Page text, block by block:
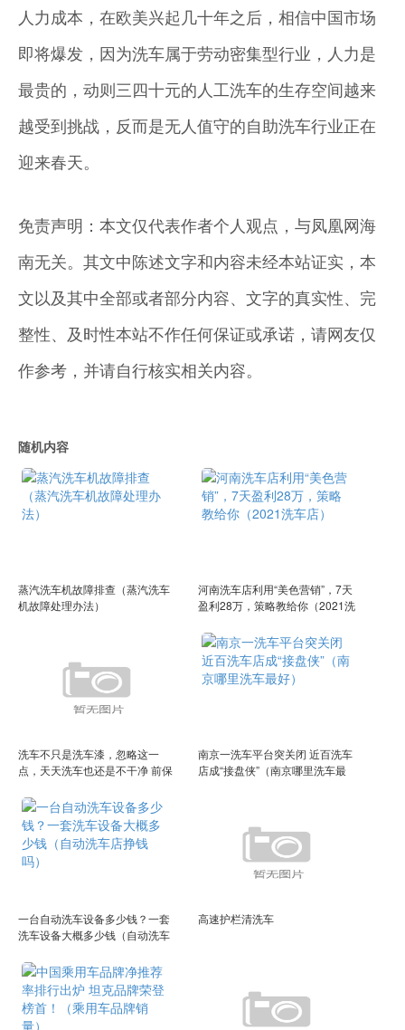
人力成本，在欧美兴起几十年之后，相信中国市场
即将爆发，因为洗车属于劳动密集型行业，人力是
最贵的，动则三四十元的人工洗车的生存空间越来
越受到挑战，反而是无人值守的自助洗车行业正在
迎来春天。
免责声明：本文仅代表作者个人观点，与凤凰网海
南无关。其文中陈述文字和内容未经本站证实，本
文以及其中全部或者部分内容、文字的真实性、完
整性、及时性本站不作任何保证或承诺，请网友仅
作参考，并请自行核实相关内容。
随机内容
蒸汽洗车机故障排查（蒸汽洗车
机故障处理办法）
河南洗车店利用“美色营销”，7天
盈利28万，策略教给你（2021洗
洗车不只是洗车漆，忽略这一
点，天天洗车也还是不干净 前保
3秒破百，中国造！2023上海车
展探馆：日产奇骏e-POWER202
3上海车展探馆：猛士917 劳伦
士定制版3
南京一洗车平台突关闭 近百洗车
店成“接盘侠”（南京哪里洗车最
一台自动洗车设备多少钱？一套
洗车设备大概多少钱（自动洗车
高速护栏清洗车